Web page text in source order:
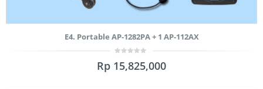
E4. Portable AP-1282PA + 1 AP-112AX
out
Rp 15,825,000